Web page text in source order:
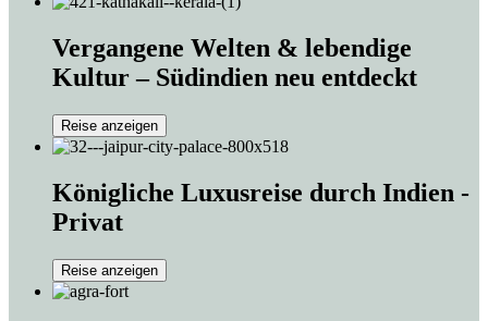
Vergangene Welten & lebendige
Kultur – Südindien neu entdeckt
Reise anzeigen
Königliche Luxusreise durch Indien -
Privat
Reise anzeigen